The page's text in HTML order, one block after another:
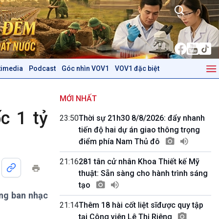
Podcast Góc nhìn VOV1 VOV1 đặc biệt
Trước giờ mở cửa
Dòng chảy Kinh tế
Tuyên chiến với gian lận
thương mại
Mùa vàng
Biển đảo Việt Nam
Tâm tình biên giới và hải
Tìm hiểu biển, đảo Việt
Nam
Podcast
Góc nhìn VOV1
Bình luận
1 tỷ
ban nhạc
MỚI NHẤT
23:50Thời sự 21h30 8/8/2026: đẩy nhanh
tiến độ hai dự án giao thông trọng
điểm phía Nam Thủ đô
21:16281 tân cử nhân Khoa Thiết kế Mỹ
thuật: Sẵn sàng cho hành trình sáng
tạo
21:14Thêm 18 hài cốt liệt sĩđược quy tập
tại Công viên Lê Thị Riêng